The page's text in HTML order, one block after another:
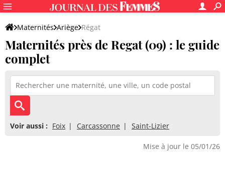
Maternités Ariège Régat
Maternités près de Regat (09) : le guide
complet
Voir aussi : Foix Carcassonne Saint-Lizier
Mise à jour le 05/01/26